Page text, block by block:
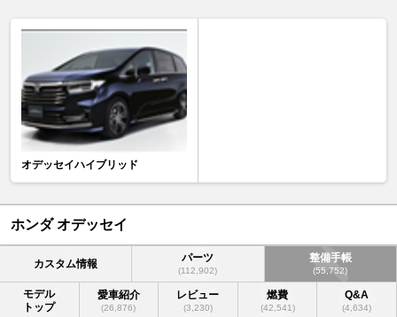
オデッセイハイブリッド
ホンダ オデッセイ
カスタム情報 パーツ
(112,902)
整備手帳
(55,752)
モデル
トップ
愛車紹介
(26,876)
レビュー
(3,230)
燃費
(42,541)
Q&A
(4,634)